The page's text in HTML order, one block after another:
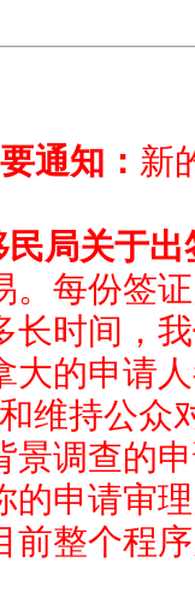
通知： 新
局关于
。每份签
长时间，
大的申请
维持公众
景调查的
的申请审
前整个程